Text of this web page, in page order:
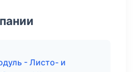
- Листо- и